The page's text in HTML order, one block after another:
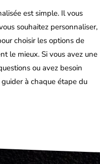
est simple. Il vous
souhaitez personnaliser,
choisir les options de
le mieux. Si vous avez une
ou avez besoin
à chaque étape du